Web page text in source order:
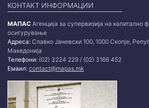
КОНТАКТ ИНФОРМАЦИИ
МАПАС Агенција за супервизија на капитално
осигурување
Адреса: Славко Јаневски 100, 1000 Скопје,
Македонија
Телефони: (02) 3224 229 / (02) 3166 452
Емаил: contact@mapas.mk